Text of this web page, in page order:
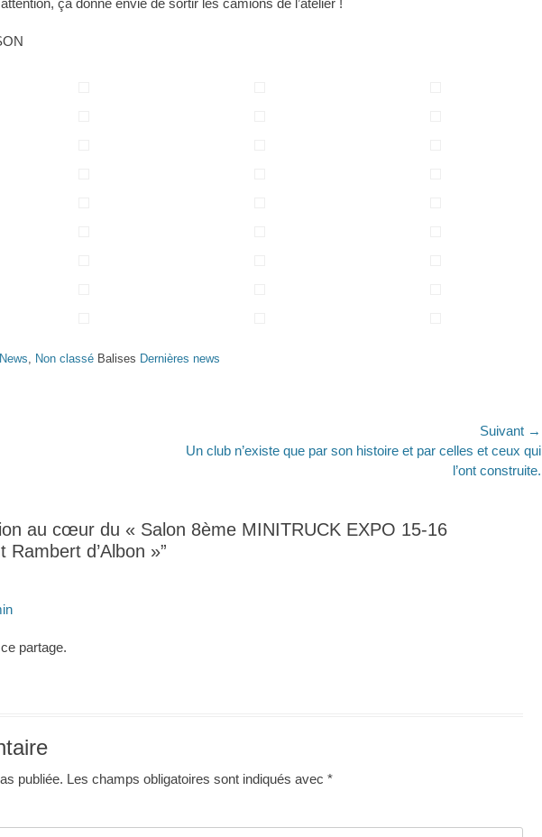
ça donne envie de sortir les camions de l’atelier !
News Non classé Balises Dernières news
Suivant →
Article
Un club n’existe que par son histoire et par celles et ceux qui
l’ont construite.
au cœur du « Salon 8ème MINITRUCK EXPO 15-16
d’Albon »”
partage.
publiée. Les champs obligatoires sont indiqués avec *